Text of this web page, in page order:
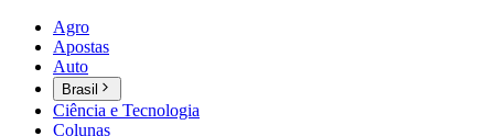
Agro
Apostas
Auto
Brasil
Ciência e Tecnologia
Colunas